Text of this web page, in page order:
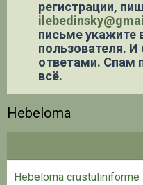
регистрации,
письме укажите
пользователя. И
ответами. Спам
всё.
Hebeloma
Hebeloma crustuliniforme